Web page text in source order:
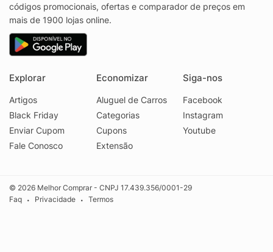
códigos promocionais, ofertas e comparador de preços em
mais de 1900 lojas online.
Explorar
Artigos
Black Friday
Enviar Cupom
Fale Conosco
Economizar
Aluguel de Carros
Categorias
Cupons
Extensão
Siga-nos
Facebook
Instagram
Youtube
© 2026 Melhor Comprar - CNPJ 17.439.356/0001-29
Faq
• Privacidade • Termos